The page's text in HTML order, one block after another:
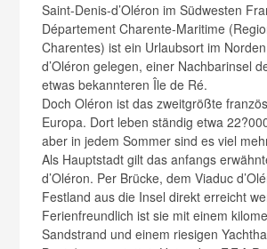
Saint-Denis-d’Oléron im Südwesten
Département Charente-Maritime
Charentes) ist ein Urlaubsort im
d’Oléron gelegen, einer Nachbarinsel
etwas bekannteren Île de Ré.
Doch Oléron ist das zweitgrößte
Europa. Dort leben ständig etwa
aber in jedem Sommer sind es viel
Als Hauptstadt gilt das anfangs
d’Oléron. Per Brücke, dem Viaduc
Festland aus die Insel direkt erreicht
Ferienfreundlich ist sie mit einem
Sandstrand und einem riesigen